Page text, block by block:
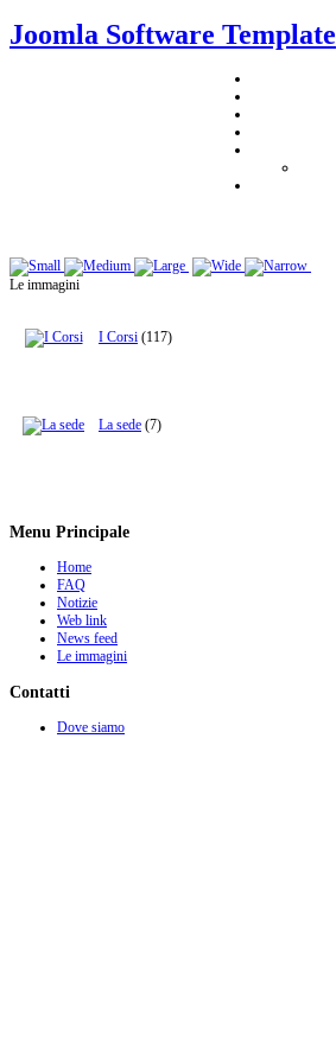
Joomla Software Template
Le immagini
I Corsi (117)
La sede (7)
Menu Principale
Home
FAQ
Notizie
Web link
News feed
Le immagini
Contatti
Dove siamo